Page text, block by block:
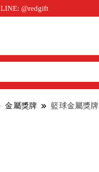
LINE: @redgift
金屬獎牌 籃球金屬獎牌